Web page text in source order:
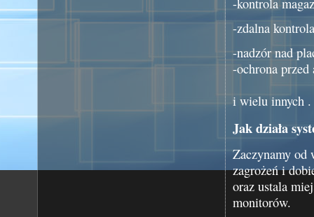
-kontrola
-zdalna
-nadzór nad
-ochrona
i wielu innych .
Jak działa
Zaczynamy od
zagrożeń i
oraz ustala
monitorów.